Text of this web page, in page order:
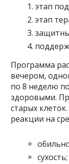
этап
этап
Программа
вечером,
по 8 неделю
здоровыми.
старых
реакции на
сухость;